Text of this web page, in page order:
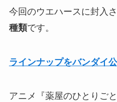
今回のウエハースに封入
種類です。
ラインナップをバンダイ
アニメ『薬屋のひとりご